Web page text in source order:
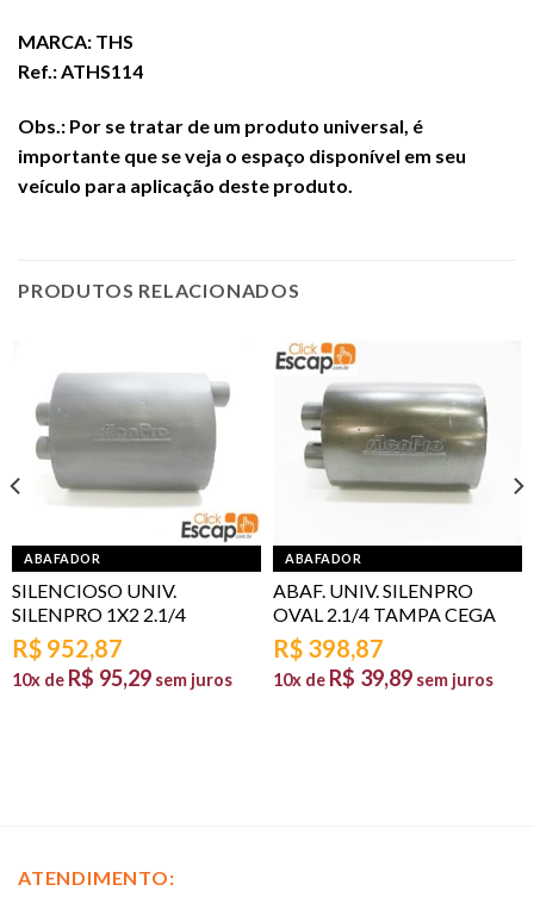
MARCA: THS
Ref.: ATHS114
Obs.: Por se tratar de um produto universal, é
importante que se veja o espaço disponível em seu
veículo para aplicação deste produto.
PRODUTOS RELACIONADOS
ABAFADOR
SILENCIOSO UNIV.
SILENPRO 1X2 2.1/4
R$ 952,87
10x de R$ 95,29 sem juros
ABAFADOR
ABAF. UNIV. SILENPRO
OVAL 2.1/4 TAMPA CEGA
R$ 398,87
10x de R$ 39,89 sem juros
ATENDIMENTO: